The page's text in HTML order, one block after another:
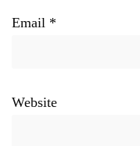
Email *
Website